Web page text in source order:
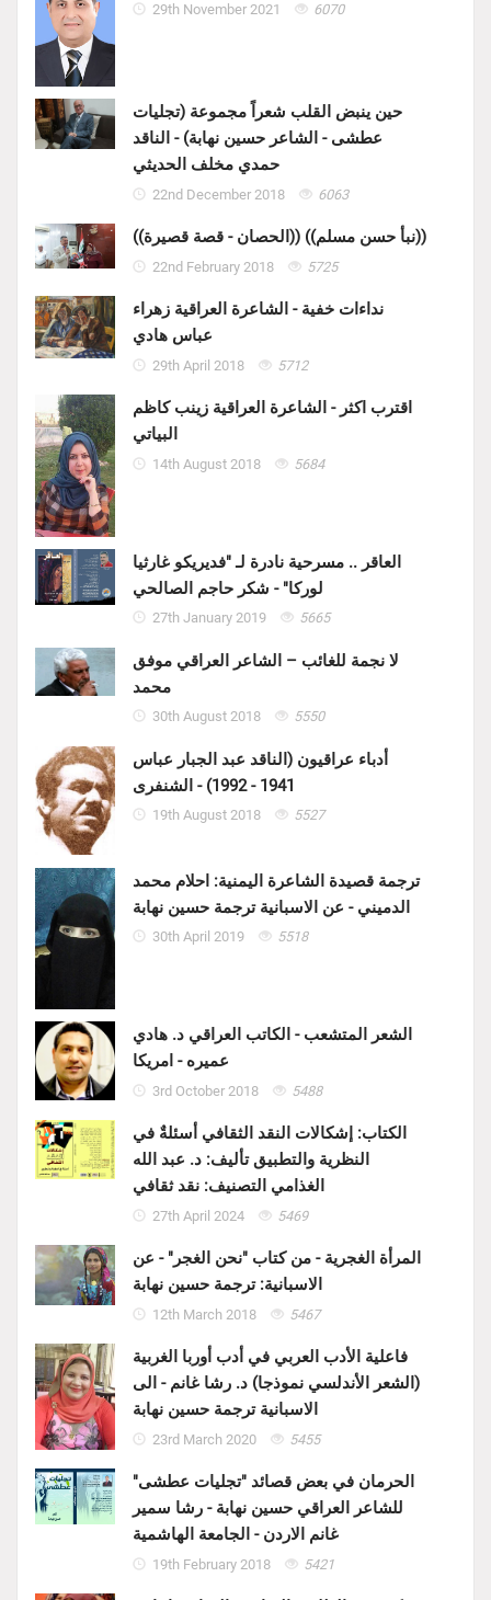
29th November 2021 6070
حين ينبض القلب شعراً مجموعة (تجليات
عطشى - الشاعر حسين نهابة) - الناقد
حمدي مخلف الحديثي
22nd December 2018 6063
((الحصان - قصة قصيرة)) ((نبأ حسن مسلم))
22nd February 2018 5725
نداءات خفية - الشاعرة العراقية زهراء
عباس هادي
29th April 2018 5712
اقترب اكثر - الشاعرة العراقية زينب كاظم
البياتي
14th August 2018 5684
العاقر .. مسرحية نادرة لـ "فديريكو غارثيا
لوركا" - شكر حاجم الصالحي
27th January 2019 5665
لا نجمة للغائب – الشاعر العراقي موفق
محمد
30th August 2018 5550
أدباء عراقيون (الناقد عبد الجبار عباس
1941 - 1992) - الشنفرى
19th August 2018 5527
ترجمة قصيدة الشاعرة اليمنية: احلام محمد
الدميني - عن الاسبانية ترجمة حسين نهابة
30th April 2019 5518
الشعر المتشعب - الكاتب العراقي د. هادي
عميره - امريكا
3rd October 2018 5488
الكتاب: إشكالات النقد الثقافي أسئلةٌ في
النظرية والتطبيق تأليف: د. عبد الله
الغذامي التصنيف: نقد ثقافي
27th April 2024 5469
المرأة الغجرية - من كتاب "نحن الغجر" - عن
الاسبانية: ترجمة حسين نهابة
12th March 2018 5467
فاعلية الأدب العربي في أدب أوربا الغربية
(الشعر الأندلسي نموذجا) د. رشا غانم - الى
الاسبانية ترجمة حسين نهابة
23rd March 2020 5455
الحرمان في بعض قصائد "تجليات عطشى"
للشاعر العراقي حسين نهابة - رشا سمير
غانم الاردن - الجامعة الهاشمية
19th February 2018 5421